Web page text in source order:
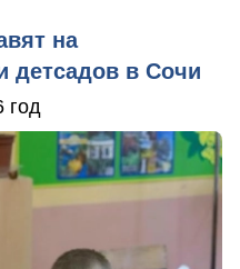
на
детсадов в Сочи
год